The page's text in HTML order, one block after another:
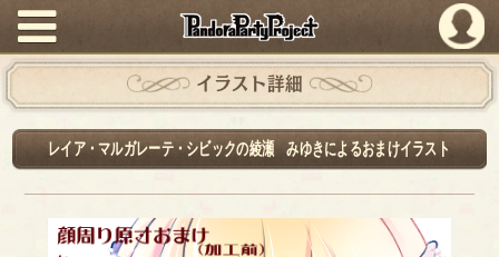
PandoraPartyProject
イラスト詳細
レイア・マルガレーテ・シビックの綾瀬 みゆきによるおまけイラスト